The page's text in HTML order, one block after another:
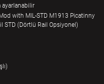
ayarlanabilir
with MIL-STD M1913 Picatinny
STD (Dörtlü Rail Opsiyonel)